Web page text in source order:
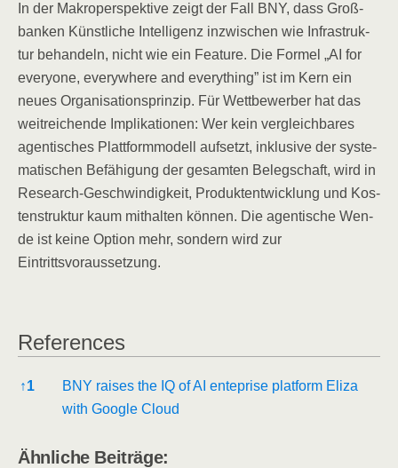
In der Makro­per­spek­ti­ve zeigt der Fall BNY, dass Groß­
ban­ken Künst­li­che Intel­li­genz inzwi­schen wie Infra­struk­
tur behan­deln, nicht wie ein Fea­ture. Die For­mel „AI for
ever­yo­ne, ever­y­whe­re and ever­y­thing” ist im Kern ein
neu­es Orga­ni­sa­ti­ons­prin­zip. Für Wett­be­wer­ber hat das
weit­rei­chen­de Impli­ka­tio­nen: Wer kein ver­gleich­ba­res
agen­ti­sches Platt­form­mo­dell auf­setzt, inklu­si­ve der sys­te­
ma­ti­schen Befä­hi­gung der gesam­ten Beleg­schaft, wird in
Rese­arch-Geschwin­dig­keit, Pro­dukt­ent­wick­lung und Kos­
ten­struk­tur kaum mit­hal­ten kön­nen. Die agen­ti­sche Wen­
de ist kei­ne Opti­on mehr, son­dern wird zur
Eintrittsvoraussetzung.
Refe­ren­ces
Refe­ren­ces
↑1
BNY rai­ses the IQ of AI ente­pri­se plat­form Eli­za
with Goog­le Cloud
Ähn­li­che Beiträge: